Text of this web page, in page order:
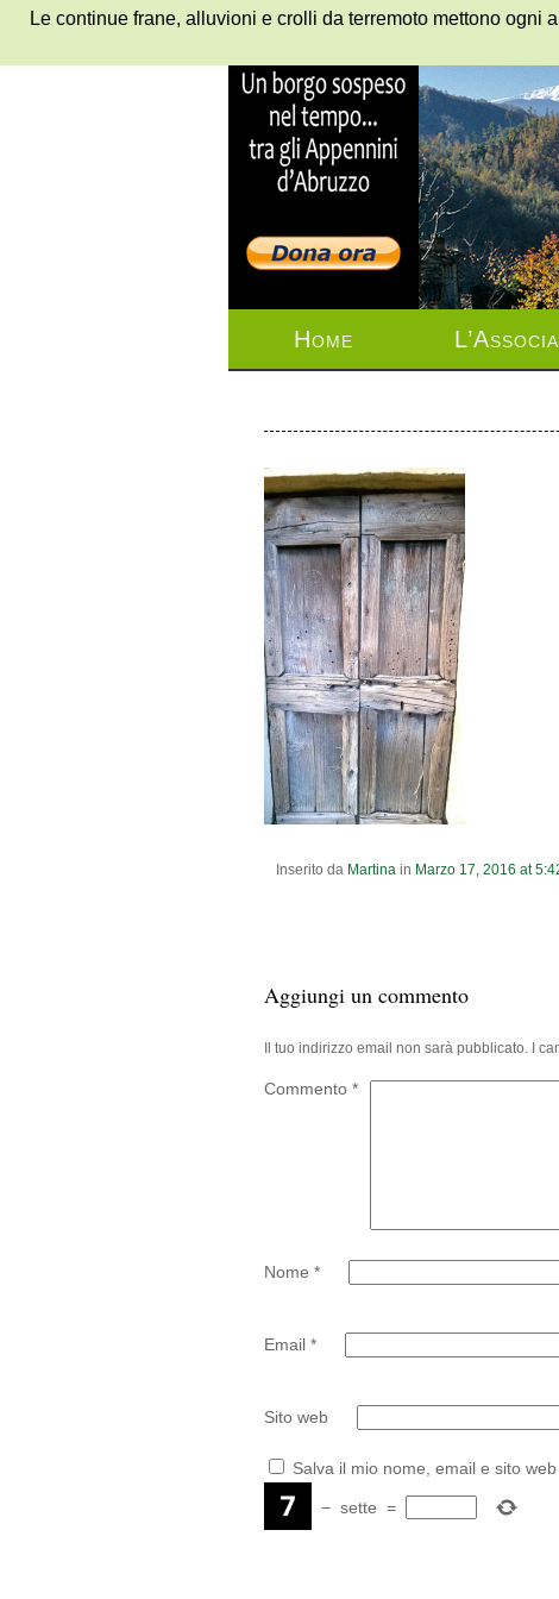
Home
Inserito da Martina in Marzo 17, 2016 at
Aggiungi un commento
Il tuo indirizzo email non sarà pubblicato. I
Commento *
Nome *
Email *
Sito web
Salva il mio nome, email e sito
− sette =
Le continue frane, alluvioni e crolli da terremoto mettono ogni